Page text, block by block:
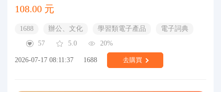
108.00 元
1688 辦公、文化 學習類電子產品
電子詞典
57
5.0 20%
2026-07-17 08:11:37 1688 去購買